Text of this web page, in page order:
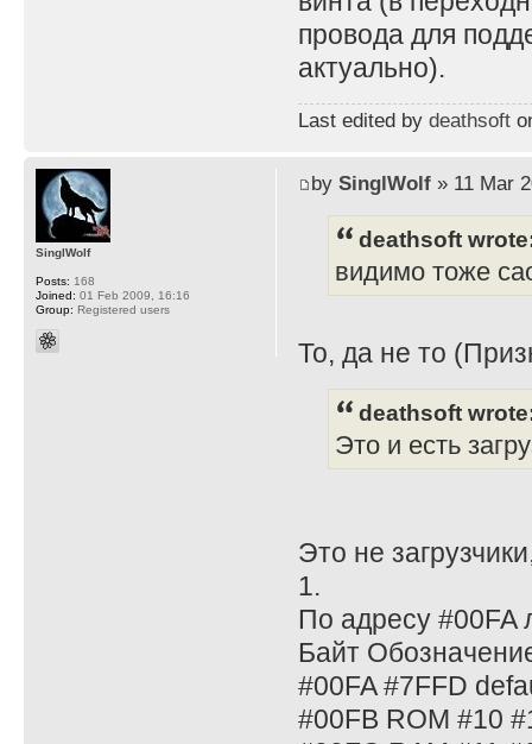
провода для
актуально).
Last edited by deathsoft
by SinglWolf» 11 Mar
deathsoft
видимо тоже
То, да не то
deathsoft
Это и есть
Это не
1.
По адресу #00FA
Байт
#00FA #7FFD
#00FB ROM #10
SinglWolf
Posts: 168
Joined: 01 Feb 2009, 16:16
Group: Registered users